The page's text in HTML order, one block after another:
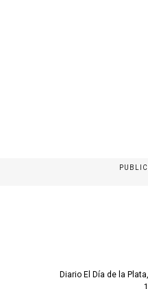
Diario El Día de la